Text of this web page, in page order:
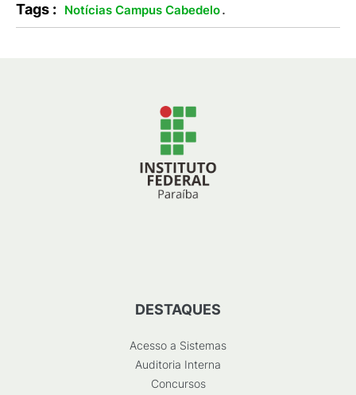
Tags : Notícias Campus Cabedelo.
DESTAQUES
Acesso a Sistemas
Auditoria Interna
Concursos